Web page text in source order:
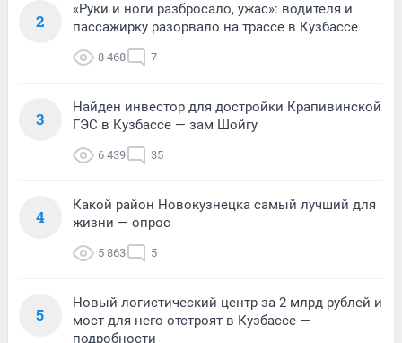
2
«Руки и ноги разбросало, ужас»: водителя и
пассажирку разорвало на трассе в Кузбассе
8 468 7
3
Найден инвестор для достройки Крапивинской
ГЭС в Кузбассе — зам Шойгу
6 439 35
4
Какой район Новокузнецка самый лучший для
жизни — опрос
5 863 5
5
Новый логистический центр за 2 млрд рублей и
мост для него отстроят в Кузбассе —
подробности